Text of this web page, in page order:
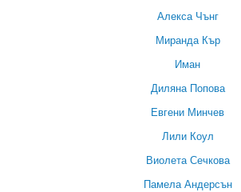
Алекса Чънг
Миранда Кър
Иман
Диляна Попова
Евгени Минчев
Лили Коул
Виолета Сечкова
Памела Андерсън